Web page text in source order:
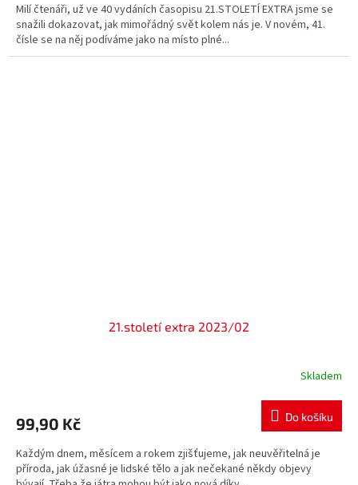
Milí čtenáři, už ve 40 vydáních časopisu 21.STOLETÍ EXTRA jsme se
snažili dokazovat, jak mimořádný svět kolem nás je. V novém, 41.
čísle se na něj podíváme jako na místo plné...
21.století extra 2023/02
Skladem
99,90 Kč Do košíku
Každým dnem, měsícem a rokem zjišťujeme, jak neuvěřitelná je
příroda, jak úžasné je lidské tělo a jak nečekané někdy objevy